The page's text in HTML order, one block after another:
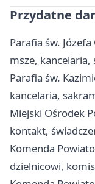
Przydatne
Parafia św.
msze,
Parafia św.
kancelaria,
Miejski Ośrodek
kontakt,
Komenda
dzielnicowi,